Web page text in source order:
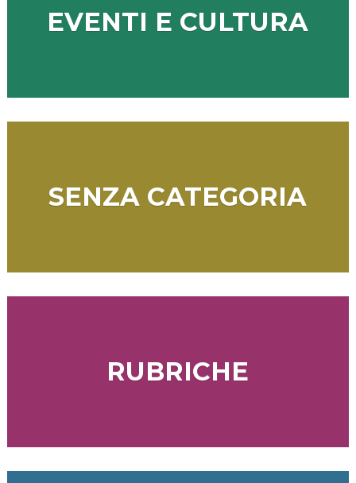
EVENTI E CULTURA
SENZA CATEGORIA
RUBRICHE